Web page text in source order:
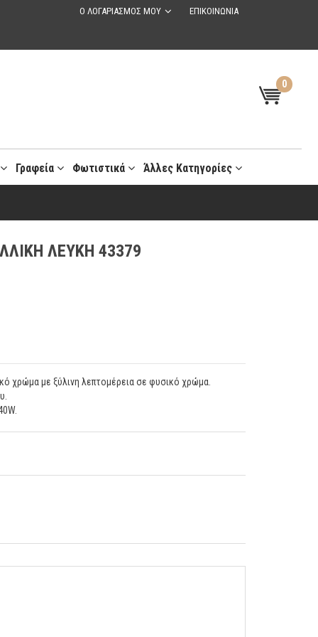
Ο ΛΟΓΑΡΙΑΣΜΟΣ ΜΟΥ ΕΠΙΚΟΙΝΩΝΙΑ
0
Γραφεία Φωτιστικά Άλλες Κατηγορίες
ΛΕΥΚΗ 43379
χρώμα με ξύλινη λεπτομέρεια σε φυσικό χρώμα.